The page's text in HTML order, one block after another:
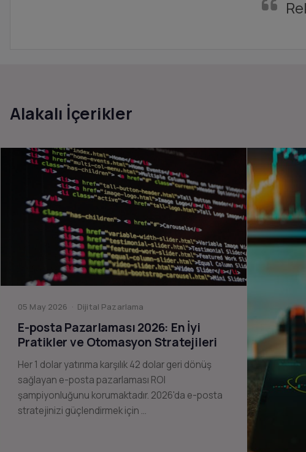
Alakalı İçerikler
05 May 2026 · Dijital Pazarlama
E-posta Pazarlaması 2026: En İyi
Pratikler ve Otomasyon Stratejileri
Her 1 dolar yatırıma karşılık 42 dolar geri dönüş
sağlayan e-posta pazarlaması ROI
şampiyonluğunu korumaktadır. 2026'da e-posta
stratejinizi güçlendirmek için …